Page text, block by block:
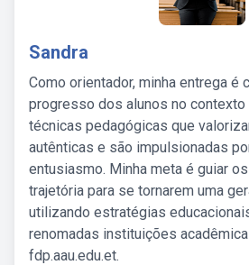
Sandra
Como orientador, minha entrega é
progresso dos alunos no contexto
técnicas pedagógicas que
autênticas e são impulsionadas
entusiasmo. Minha meta é guiar
trajetória para se tornarem uma
utilizando estratégias
renomadas instituições
fdp.aau.edu.et.